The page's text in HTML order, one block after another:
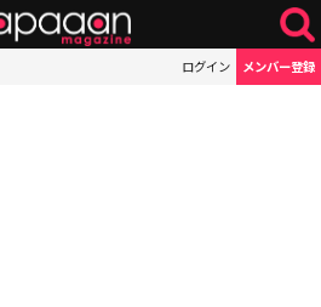
ログイン メンバー登録